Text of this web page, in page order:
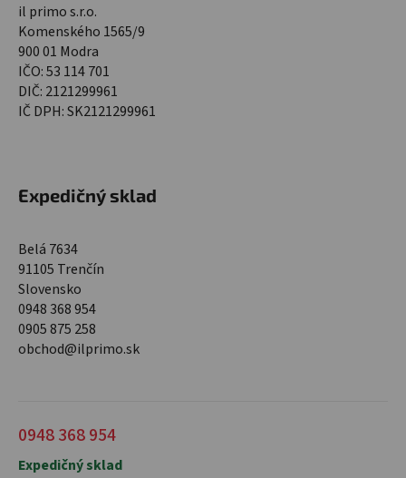
il primo s.r.o.
Komenského 1565/9
900 01 Modra
IČO: 53 114 701
DIČ: 2121299961
IČ DPH: SK2121299961
Expedičný sklad
Belá 7634
91105 Trenčín
Slovensko
0948 368 954
0905 875 258
obchod@ilprimo.sk
0948 368 954
Expedičný sklad